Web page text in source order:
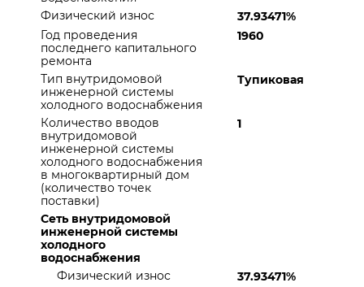
Физический износ
37.93471%
Год проведения
последнего капитального
ремонта
1960
Тип внутридомовой
инженерной системы
холодного водоснабжения
Тупиковая
Количество вводов
внутридомовой
инженерной системы
холодного водоснабжения
в многоквартирный дом
(количество точек
поставки)
1
Сеть внутридомовой
инженерной системы
холодного
водоснабжения
Физический износ
37.93471%